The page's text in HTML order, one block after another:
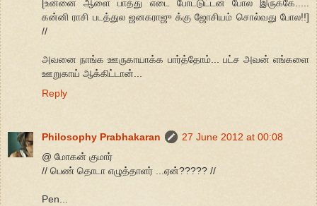
[உன்னை ஆளை பாத்து எடை போட்டுட்டன் போல இருக்கே.....
கன்னி ராசி படத்துல ஜனகராஜு க்கு ஜோசியம் சொல்வது போல!!]
//
அவனை நாங்க ஊருகாயாக்க பார்த்தோம்... பட்ச அவன் எங்களை
ஊறுகாய் ஆக்கிட்டான்...
Reply
Philosophy Prabhakaran
27 June 2012 at 00:08
@ மோகன் குமார்
// பெண் தொடா எழுத்தாளர் ...ஏன்????? //
Pen...